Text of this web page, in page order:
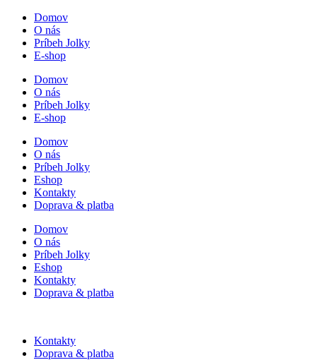
Skip
content
Domov
O nás
Príbeh Jolky
E-shop
Domov
O nás
Príbeh Jolky
E-shop
Domov
O nás
Príbeh Jolky
Eshop
Kontakty
Doprava & platba
Domov
O nás
Príbeh Jolky
Eshop
Kontakty
Doprava & platba
Kontakty
Doprava & platba